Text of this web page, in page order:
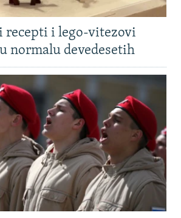
recepti i lego-vitezovi
normalu devedesetih